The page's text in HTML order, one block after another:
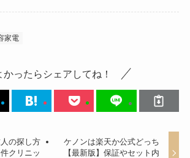
家電
かったらシェアしてね！
の探し方
クリニッ
ケノンは楽天か公式どっち
【最新版】保証やセット内